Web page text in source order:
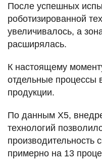
После успешных
роботизированной
увеличивалось, а
расширялась.
К настоящему
отдельные процессы
продукции.
По данным X5,
технологий
производительность
примерно на 13